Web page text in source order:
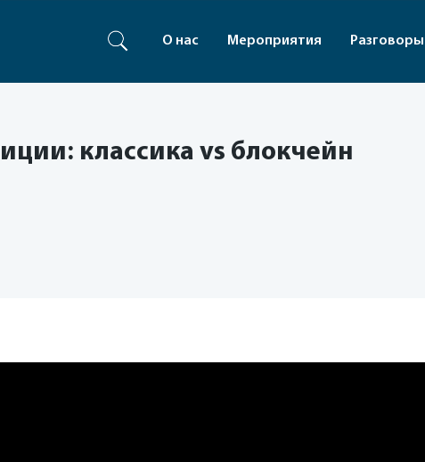
О нас Мероприятия
классика vs блокчейн